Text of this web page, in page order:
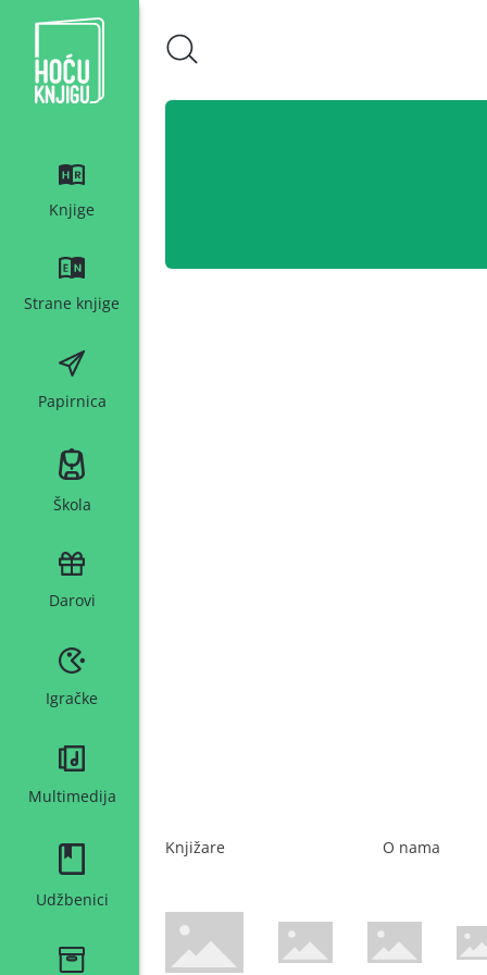
Hoću knjigu bijeli logo
Knjige
Strane knjige
Papirnica
Škola
Darovi
Igračke
Multimedija
Udžbenici
Knjižare O nama
WsPay web stranicaMaestro web stranicaMastercard web